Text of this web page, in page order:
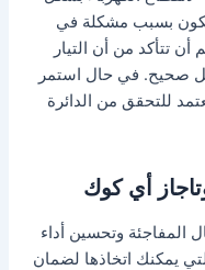
يكون بسبب مشكلة في
أن تتأكد من أن التيار
صحيح. في حال استمر
للتحقق من الدائرة
المفاجئة وتحسين أداء
يمكنك اتخاذها لضمان